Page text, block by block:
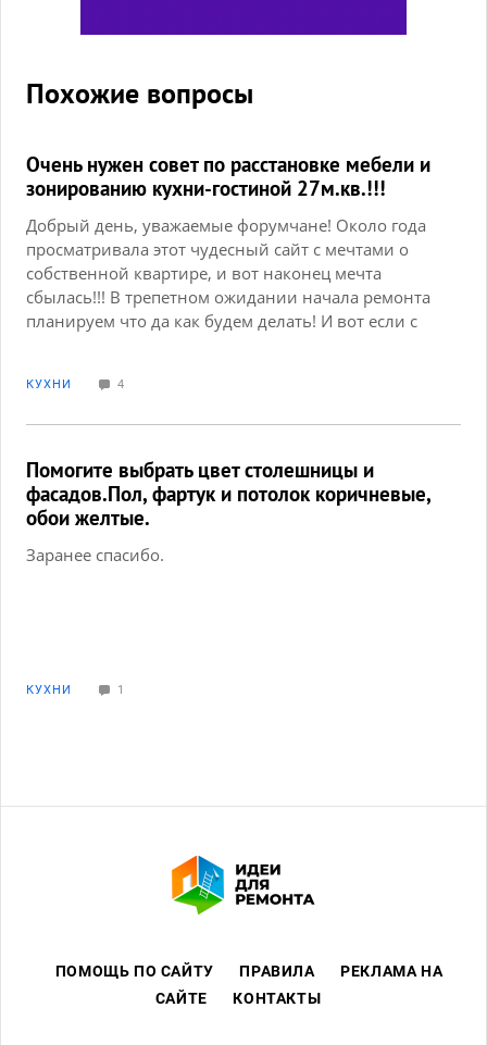
Похожие вопросы
Очень нужен совет по расстановке мебели и
зонированию кухни-гостиной 27м.кв.!!!
Добрый день, уважаемые форумчане! Около года
просматривала этот чудесный сайт с мечтами о
собственной квартире, и вот наконец мечта
сбылась!!! В трепетном ожидании начала ремонта
планируем что да как будем делать! И вот если с
ступор... Площадь этого помещения 27м, и она
также зону гостиной и рабочее место с
компьютерным столом для мужа, и желательно
чтобы это рабочее место как-то чем-то зонировать,
гостиной обязательно угловой большой диван,
КУХНИ 4
Помогите выбрать цвет столешницы и
фасадов.Пол, фартук и потолок коричневые,
обои желтые.
Заранее спасибо.
КУХНИ 1
ПОМОЩЬ ПО САЙТУ ПРАВИЛА
РЕКЛАМА НА
САЙТЕ
КОНТАКТЫ